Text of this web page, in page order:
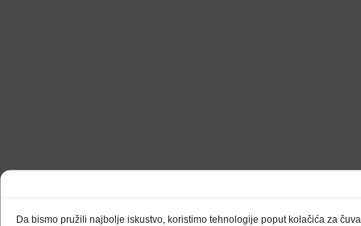
Da bismo pružili najbolje iskustvo, koristimo tehnologije poput kolačića za